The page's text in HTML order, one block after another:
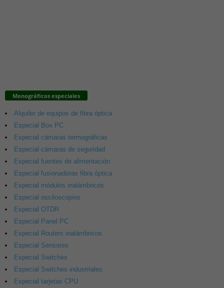
Monográficos especiales
Alquiler de equipos de fibra óptica
Especial Box PC
Especial cámaras termográficas
Especial cámaras de seguridad
Especial fuentes de alimentación
Especial fusionadoras fibra óptica
Especial módulos inalámbricos
Especial osciloscopios
Especial OTDR
Especial Panel PC
Especial Routers inalámbricos
Especial Sensores
Especial Switches
Especial Switches industriales
Especial tarjetas CPU